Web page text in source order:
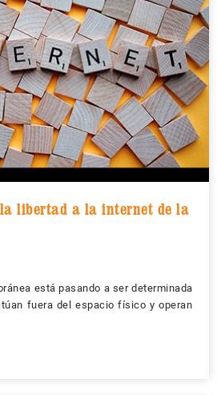
libertad a la internet de la
está pasando a ser determinada
fuera del espacio físico y operan